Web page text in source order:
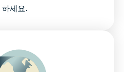
하세요.